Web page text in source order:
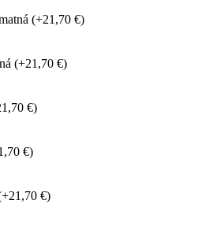
(+21,70 €)
(+21,70 €)
€)
€)
€)